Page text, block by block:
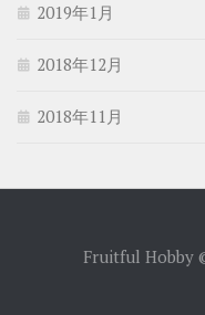
2019年1月
2018年12月
2018年11月
Fruitful Hobby